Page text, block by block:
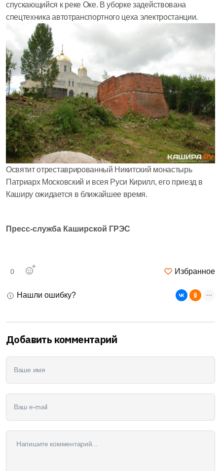
спускающийся к реке Оке. В уборке задействована
спецтехника автотранспортного цеха электростанции.
Освятит отреставрированный Никитский монастырь
Патриарх Московский и всея Руси Кирилл, его приезд в
Каширу ожидается в ближайшее время.
Пресс-служба Каширской ГРЭС
0 Избранное
Нашли ошибку?
Добавить комментарий